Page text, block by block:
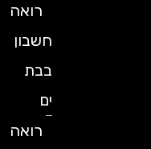
רואה
חשבון
רואה